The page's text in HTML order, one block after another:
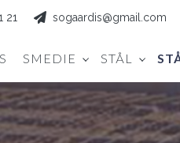
21 sogaardis@gmail.com
SMEDIE STÅL